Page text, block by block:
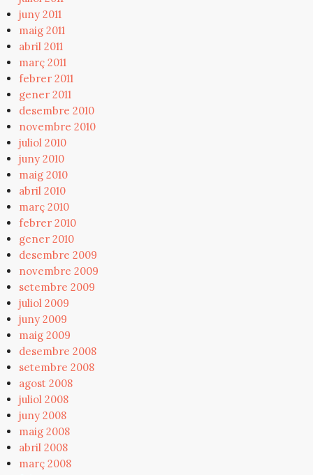
juny 2011
maig 2011
abril 2011
març 2011
febrer 2011
gener 2011
desembre 2010
novembre 2010
juliol 2010
juny 2010
maig 2010
abril 2010
març 2010
febrer 2010
gener 2010
desembre 2009
novembre 2009
setembre 2009
juliol 2009
juny 2009
maig 2009
desembre 2008
setembre 2008
agost 2008
juliol 2008
juny 2008
maig 2008
abril 2008
març 2008